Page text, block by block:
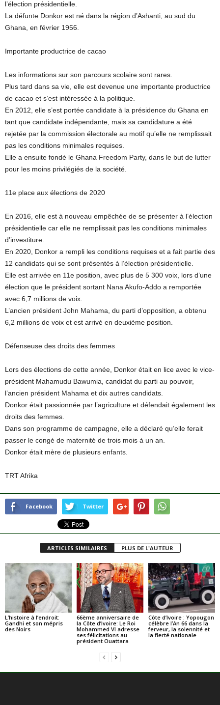
l’élection présidentielle.
La défunte Donkor est né dans la région d’Ashanti, au sud du
Ghana, en février 1956.
Importante productrice de cacao
Les informations sur son parcours scolaire sont rares.
Plus tard dans sa vie, elle est devenue une importante productrice
de cacao et s’est intéressée à la politique.
En 2012, elle s’est portée candidate à la présidence du Ghana en
tant que candidate indépendante, mais sa candidature a été
rejetée par la commission électorale au motif qu’elle ne remplissait
pas les conditions minimales requises.
Elle a ensuite fondé le Ghana Freedom Party, dans le but de lutter
pour les moins privilégiés de la société.
11e place aux élections de 2020
En 2016, elle est à nouveau empêchée de se présenter à l’élection
présidentielle car elle ne remplissait pas les conditions minimales
d’investiture.
En 2020, Donkor a rempli les conditions requises et a fait partie des
12 candidats qui se sont présentés à l’élection présidentielle.
Elle est arrivée en 11e position, avec plus de 5 300 voix, lors d’une
élection que le président sortant Nana Akufo-Addo a remportée
avec 6,7 millions de voix.
L’ancien président John Mahama, du parti d’opposition, a obtenu
6,2 millions de voix et est arrivé en deuxième position.
Défenseuse des droits des femmes
Lors des élections de cette année, Donkor était en lice avec le vice-
président Mahamudu Bawumia, candidat du parti au pouvoir,
l’ancien président Mahama et dix autres candidats.
Donkor était passionnée par l’agriculture et défendait également les
droits des femmes.
Dans son programme de campagne, elle a déclaré qu’elle ferait
passer le congé de maternité de trois mois à un an.
Donkor était mère de plusieurs enfants.
TRT Afrika
Facebook Twitter
ARTICLES SIMILAIRES PLUS DE L'AUTEUR
L’histoire à l’endroit:
Gandhi et son mépris
des Noirs
66ème anniversaire de
la Côte d’Ivoire: Le Roi
Mohammed VI adresse
ses félicitations au
président Ouattara
Côte d’Ivoire : Yopougon
célèbre l’An 66 dans la
ferveur, la solennité et
la fierté nationale